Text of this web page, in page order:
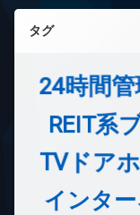
タグ
24時間管
REIT系
TVドア
インタ